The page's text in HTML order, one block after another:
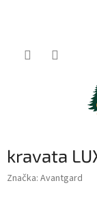
kravata
Značka: Avantgard